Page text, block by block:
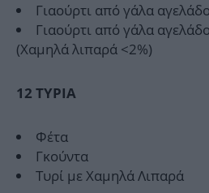
Γιαούρτι από γάλα
Γιαούρτι από γάλα
(Χαμηλά λιπαρά <2%)
12 TYPIA
Φέτα
Γκούντα
Τυρί με Χαμηλά Λιπαρά